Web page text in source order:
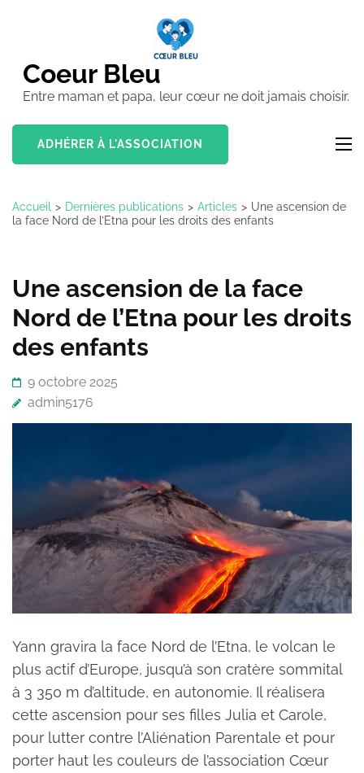
(Pressez
Entrée)
Coeur Bleu
Entre maman et papa, leur cœur ne doit jamais choisir.
ADHÉRER À L'ASSOCIATION
Accueil > Dernières publications > Articles > Une ascension de
la face Nord de l’Etna pour les droits des enfants
Une ascension de la face
Nord de l’Etna pour les droits
des enfants
9 octobre 2025
admin5176
Yann gravira la face Nord de l’Etna, le volcan le
plus actif d’Europe, jusqu’à son cratère sommital
à 3 350 m d’altitude, en autonomie. Il réalisera
cette ascension pour ses filles Julia et Carole,
pour lutter contre l’Aliénation Parentale et pour
porter haut les couleurs de l’association Cœur